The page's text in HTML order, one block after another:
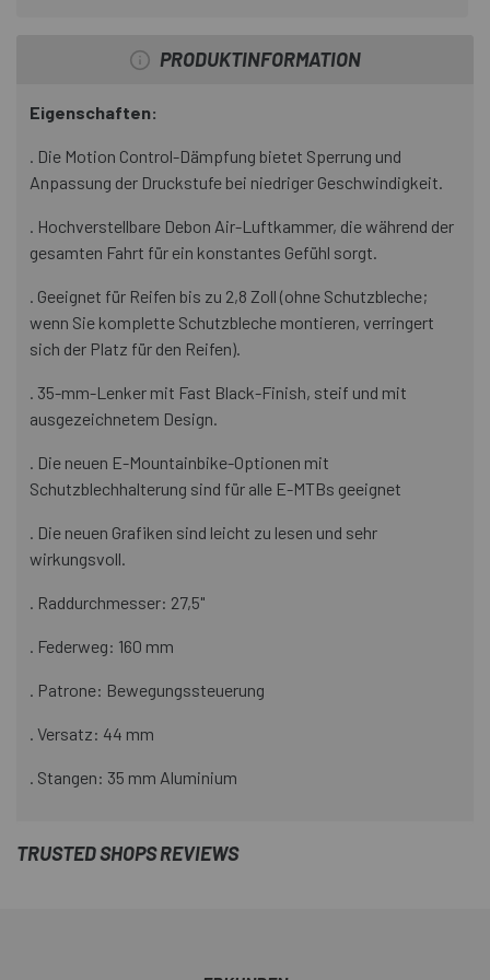
PRODUKTINFORMATION
Eigenschaften:
. Die Motion Control-Dämpfung bietet Sperrung und
Anpassung der Druckstufe bei niedriger Geschwindigkeit.
. Hochverstellbare Debon Air-Luftkammer, die während der
gesamten Fahrt für ein konstantes Gefühl sorgt.
. Geeignet für Reifen bis zu 2,8 Zoll (ohne Schutzbleche;
wenn Sie komplette Schutzbleche montieren, verringert
sich der Platz für den Reifen).
. 35-mm-Lenker mit Fast Black-Finish, steif und mit
ausgezeichnetem Design.
. Die neuen E-Mountainbike-Optionen mit
Schutzblechhalterung sind für alle E-MTBs geeignet
. Die neuen Grafiken sind leicht zu lesen und sehr
wirkungsvoll.
. Raddurchmesser: 27,5"
. Federweg: 160 mm
. Patrone: Bewegungssteuerung
. Versatz: 44 mm
. Stangen: 35 mm Aluminium
TRUSTED SHOPS REVIEWS